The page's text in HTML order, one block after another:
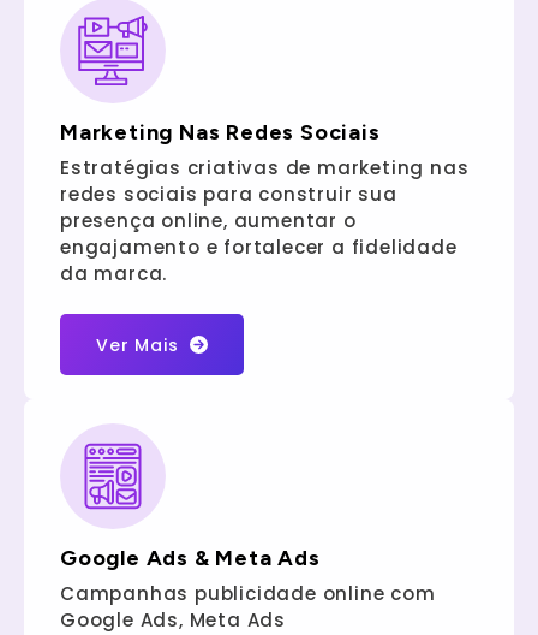
Marketing Nas Redes Sociais
Estratégias criativas de marketing nas
redes sociais para construir sua
presença online, aumentar o
engajamento e fortalecer a fidelidade
da marca.
Ver Mais
Google Ads & Meta Ads
Campanhas publicidade online com
Google Ads, Meta Ads